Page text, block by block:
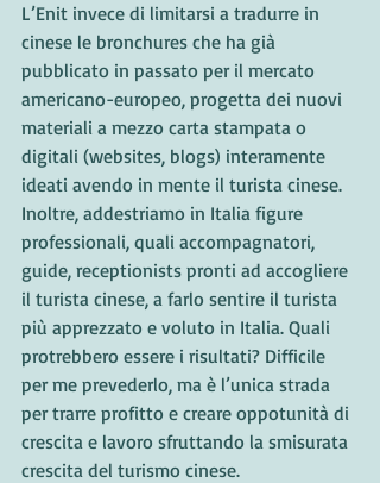
L’Enit invece di limitarsi a tradurre in
cinese le bronchures che ha già
pubblicato in passato per il mercato
americano-europeo, progetta dei nuovi
materiali a mezzo carta stampata o
digitali (websites, blogs) interamente
ideati avendo in mente il turista cinese.
Inoltre, addestriamo in Italia figure
professionali, quali accompagnatori,
guide, receptionists pronti ad accogliere
il turista cinese, a farlo sentire il turista
più apprezzato e voluto in Italia. Quali
protrebbero essere i risultati? Difficile
per me prevederlo, ma è l’unica strada
per trarre profitto e creare oppotunità di
crescita e lavoro sfruttando la smisurata
crescita del turismo cinese.